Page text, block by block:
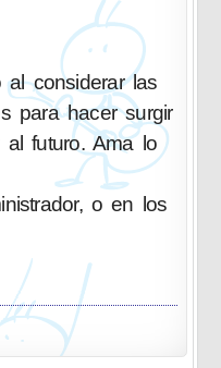
al considerar las
para hacer surgir
futuro. Ama lo
o en los